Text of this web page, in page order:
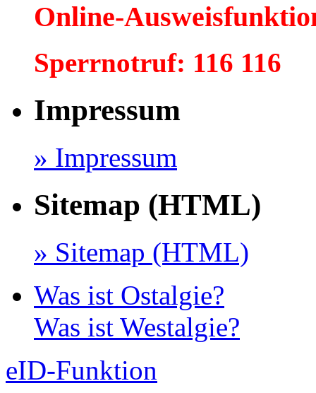
Online-
Sperrnotruf: 116 116
Impressum
» Impressum
Sitemap (HTML)
» Sitemap (HTML)
Was ist Ostalgie?
Was ist Westalgie?
eID-Funktion